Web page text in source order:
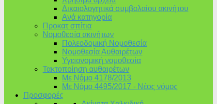
Δικαιολογητικά συμβολαίου ακινήτου
Ανά κατηγορία
Προκατ σπίτια
Νομοθεσία ακινήτων
Πολεοδομική Νομοθεσία
Νομοθεσία Αυθαιρέτων
Υγειονομική νομοθεσία
Τακτοποίηση αυθαιρέτων
Με Νόμο 4178/2013
Με Νόμο 4495/2017 - Νέος νόμος
Προσφορές